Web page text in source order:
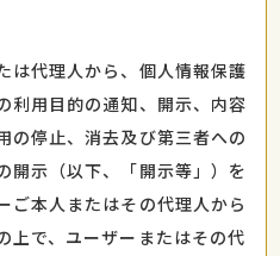
は代理人から、個人情報保護
利用目的の通知、開示、内容
の停止、消去及び第三者への
開示（以下、「開示等」）を
ご本人またはその代理人から
上で、ユーザーまたはその代